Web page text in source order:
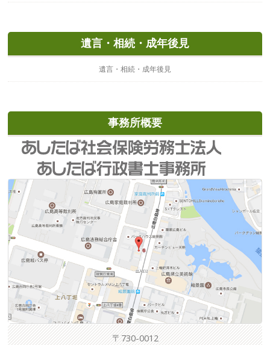
遺言・相続・成年後見
遺言・相続・成年後見
事務所概要
〒730-0012